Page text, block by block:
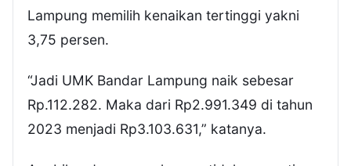
Lampung memilih kenaikan tertinggi yakni
3,75 persen.
“Jadi UMK Bandar Lampung naik sebesar
Rp.112.282. Maka dari Rp2.991.349 di tahun
2023 menjadi Rp3.103.631,” katanya.